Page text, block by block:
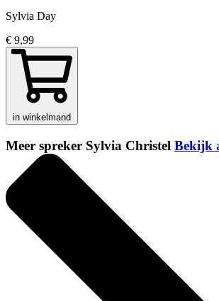
Sylvia Day
€ 9,99
in winkelmand
Meer spreker Sylvia Christel Bekijk